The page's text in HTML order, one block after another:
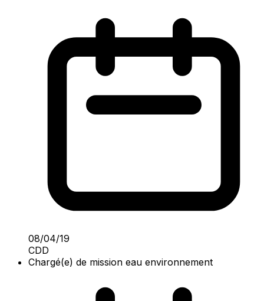
08/04/19
CDD
Chargé(e) de mission eau environnement